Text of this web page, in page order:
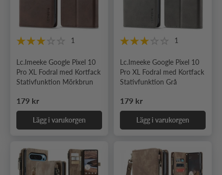
1
Lc.Imeeke Google Pixel 10
Pro XL Fodral med Kortfack
Stativfunktion Mörkbrun
Ordinarie pris
179 kr
Lägg i varukorgen
1
Lc.Imeeke Google Pixel 10
Pro XL Fodral med Kortfack
Stativfunktion Grå
Ordinarie pris
179 kr
Lägg i varukorgen